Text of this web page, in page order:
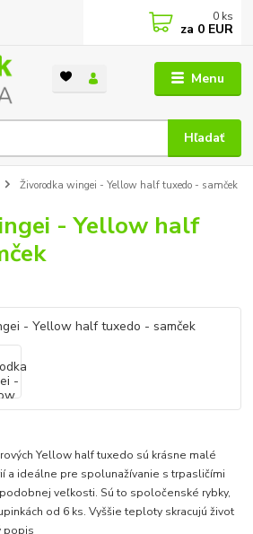
Menu
Hľadať
0 ks
za 0 EUR
Živorodka wingei - Yellow half tuxedo - samček
- Yellow half
Yellow half tuxedo sú krásne malé
a ideálne pre spolunažívanie s trpasličími
veľkosti. Sú to spoločenské rybky,
od 6 ks. Vyššie teploty skracujú život
popis